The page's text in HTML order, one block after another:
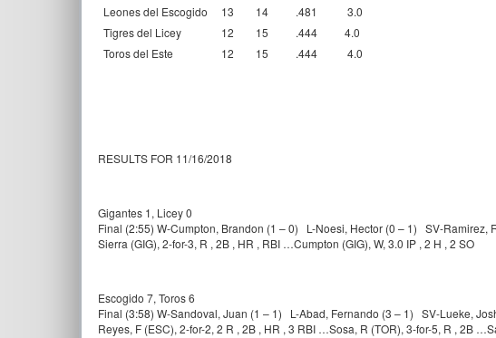
Leones del Escogido
13 14 .481
3.0
Tigres del Licey
12 15 .444
4.0
Toros del Este
12 15 .444 4.0
RESULTS FOR 11/16/2018
Gigantes 1, Licey 0
Final (2:55) W-Cumpton, Brandon (1 – 0) L-Noesi, Hector (0 – 1) SV-Ramirez,
Sierra (GIG), 2-for-3, R , 2B , HR , RBI …Cumpton (GIG), W, 3.0 IP , 2 H , 2 SO
Escogido 7, Toros 6
Final (3:58) W-Sandoval, Juan (1 – 1) L-Abad, Fernando (3 – 1) SV-Lueke,
Reyes, F (ESC), 2-for-2, 2 R , 2B , HR , 3 RBI …Sosa, R (TOR), 3-for-5, R , 2B